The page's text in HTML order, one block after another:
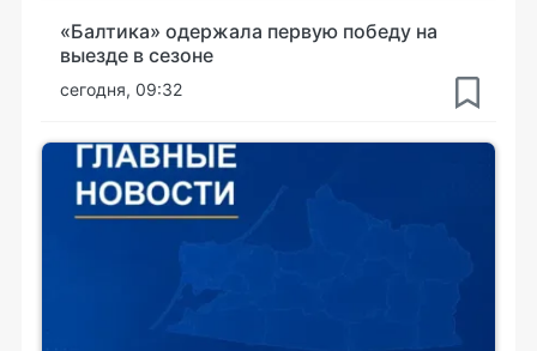
«Балтика» одержала первую победу на
выезде в сезоне
сегодня, 09:32